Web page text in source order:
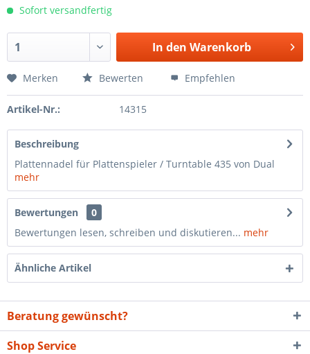
Sofort versandfertig
In den Warenkorb
Merken Bewerten Empfehlen
Artikel-Nr.: 14315
Beschreibung
Plattennadel für Plattenspieler / Turntable 435 von Dual
mehr
Bewertungen
0
Bewertungen lesen, schreiben und diskutieren... mehr
Ähnliche Artikel
Beratung gewünscht?
Shop Service